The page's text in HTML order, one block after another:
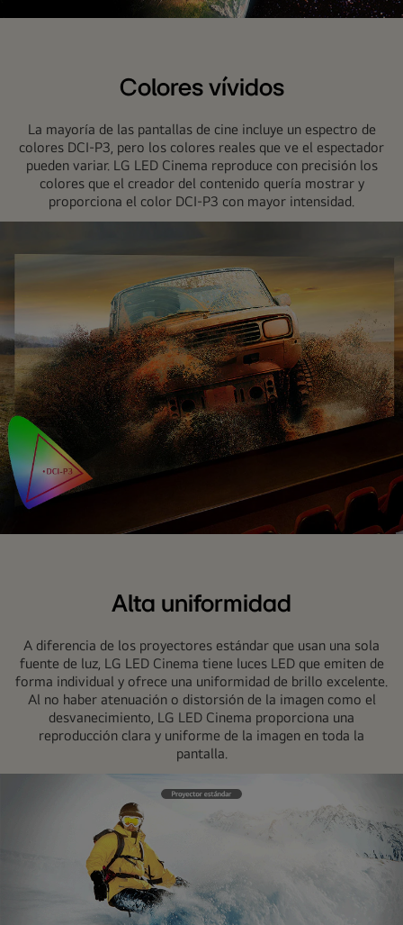
Colores vívidos
La mayoría de las pantallas de cine incluye un espectro de
colores DCI-P3, pero los colores reales que ve el espectador
pueden variar. LG LED Cinema reproduce con precisión los
colores que el creador del contenido quería mostrar y
proporciona el color DCI-P3 con mayor intensidad.
Alta uniformidad
A diferencia de los proyectores estándar que usan una sola
fuente de luz, LG LED Cinema tiene luces LED que emiten de
forma individual y ofrece una uniformidad de brillo excelente.
Al no haber atenuación o distorsión de la imagen como el
desvanecimiento, LG LED Cinema proporciona una
reproducción clara y uniforme de la imagen en toda la
pantalla.